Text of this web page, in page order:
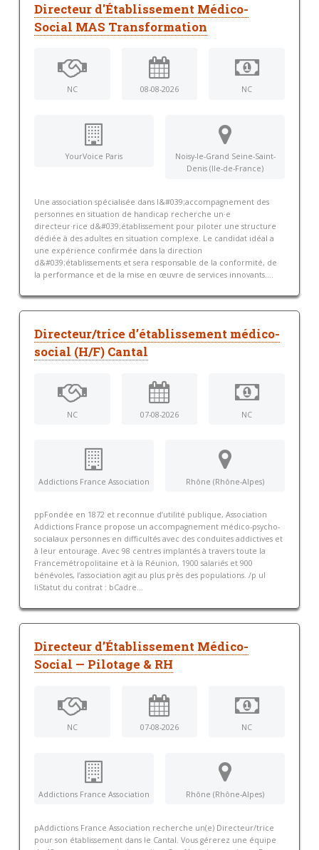
Directeur d'Établissement Médico-
Social MAS Transformation
NC 08-08-2026 NC
YourVoice Paris
Noisy-le-Grand Seine-Saint-
Denis (Ile-de-France)
Une association spécialisée dans l&#039;accompagnement des
personnes en situation de handicap recherche un·e
directeur·rice d&#039;établissement pour piloter une structure
dédiée à des adultes en situation complexe. Le candidat idéal a
une expérience confirmée dans la direction
d&#039;établissements et sera responsable de la conformité, de
la performance et de la mise en œuvre de services innovants....
Directeur/trice d’établissement médico-
social (H/F) Cantal
NC 07-08-2026 NC
Addictions France Association Rhône (Rhône-Alpes)
ppFondée en 1872 et reconnue d’utilité publique, Association
Addictions France propose un accompagnement médico-psycho-
socialaux personnes en difficultés avec des conduites addictives et
à leur entourage. Avec 98 centres implantés à travers toute la
Francemétropolitaine et à la Réunion, 1900 salariés et 900
bénévoles, l’association agit au plus près des populations. /p ul
liStatut du contrat : bCadre...
Directeur d’Établissement Médico-
Social — Pilotage & RH
NC 07-08-2026 NC
Addictions France Association Rhône (Rhône-Alpes)
pAddictions France Association recherche un(e) Directeur/trice
pour son établissement dans le Cantal. Vous gérerez une équipe